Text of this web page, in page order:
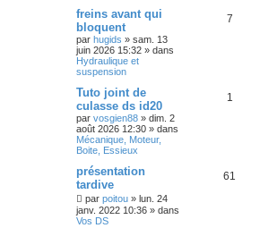
freins avant qui
bloquent
par hugids » sam. 13
juin 2026 15:32 » dans
Hydraulique et
suspension
7
Tuto joint de
culasse ds id20
par vosgien88 » dim. 2
août 2026 12:30 » dans
Mécanique, Moteur,
Boite, Essieux
1
présentation
tardive
par poitou » lun. 24
janv. 2022 10:36 » dans
Vos DS
61